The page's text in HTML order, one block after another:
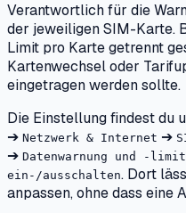
Verantwortlich für die
der jeweiligen SIM-Karte.
Limit pro Karte getrennt
Kartenwechsel oder
eingetragen werden sollte.
Die Einstellung findest du
➔ Netzwerk & Internet ➔
➔ Datenwarnung und -limit
ein-/ausschalten. Dort
anpassen, ohne dass eine